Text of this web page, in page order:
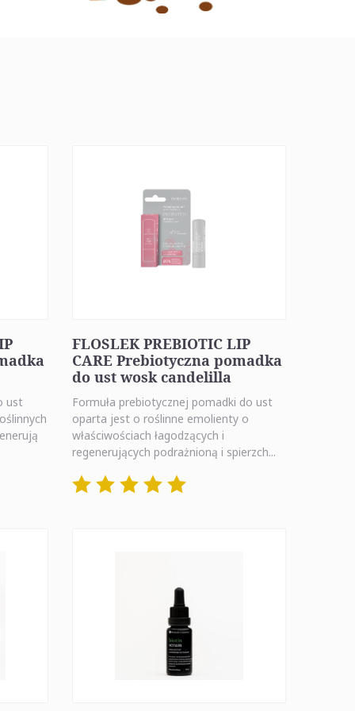
ust
FLOSLEK PREBIOTIC LIP
CARE Prebiotyczna pomadka
do ust wosk candelilla
Formuła prebiotycznej pomadki do ust
oparta jest o roślinne emolienty o
właściwościach łagodzących i
regenerujących podrażnioną i spierzch...